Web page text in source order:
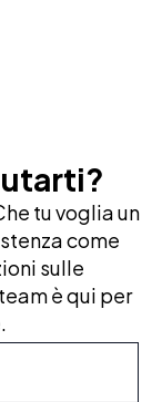
tu voglia un
come
sulle
è qui per